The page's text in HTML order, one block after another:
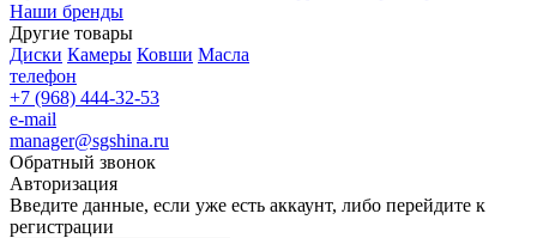
Наши бренды
Другие товары
Диски Камеры Ковши Масла
телефон
+7 (968) 444-32-53
e-mail
manager@sgshina.ru
Обратный звонок
Авторизация
Введите данные, если уже есть аккаунт, либо перейдите к
регистрации